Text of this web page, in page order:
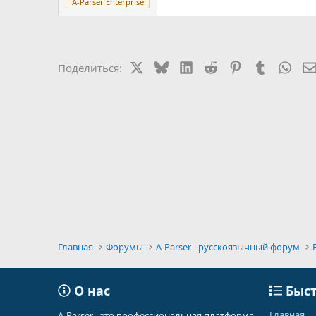
Поделиться: BlueskyLinkedIn
Reddit PinterestTumblr
Главная Форумы A-Parser - русскоязычный форум
О нас